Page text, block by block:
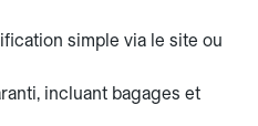
simple via le site ou
incluant bagages et